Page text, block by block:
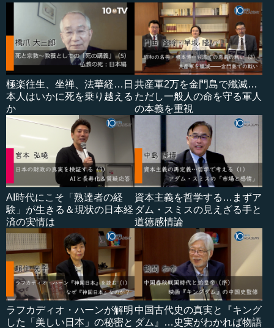
極楽往生、坐禅、法華経…日
本人はいかに死を乗り越える
か
共産軍2万を金門島で殲滅…
ただし一般人の命を守る軍人
の本義を重視
AI時代にこそ「熟達者の経
験」が生きる＆現状の日本経
済の実情は
資本主義を哲学する…まずア
ダム・スミスの見えざる手と
道徳感情論
ラフカディオ・ハーンが解明
した「美しい日本」の秘密と
中国古代史の真実と『キング
ダム』…史実がわかれば物語